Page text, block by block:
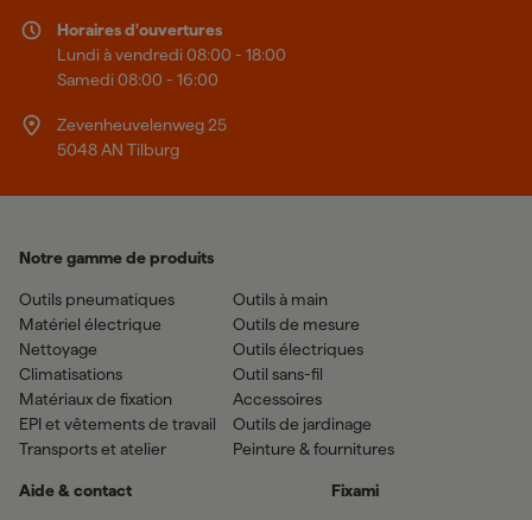
Horaires d'ouvertures
Lundi à vendredi 08:00 - 18:00
Samedi 08:00 - 16:00
Zevenheuvelenweg 25
5048 AN Tilburg
Notre gamme de produits
Outils pneumatiques
Matériel électrique
Nettoyage
Climatisations
Matériaux de fixation
EPI et vêtements de travail
Transports et atelier
Outils à main
Outils de mesure
Outils électriques
Outil sans-fil
Accessoires
Outils de jardinage
Peinture & fournitures
Aide & contact Fixami